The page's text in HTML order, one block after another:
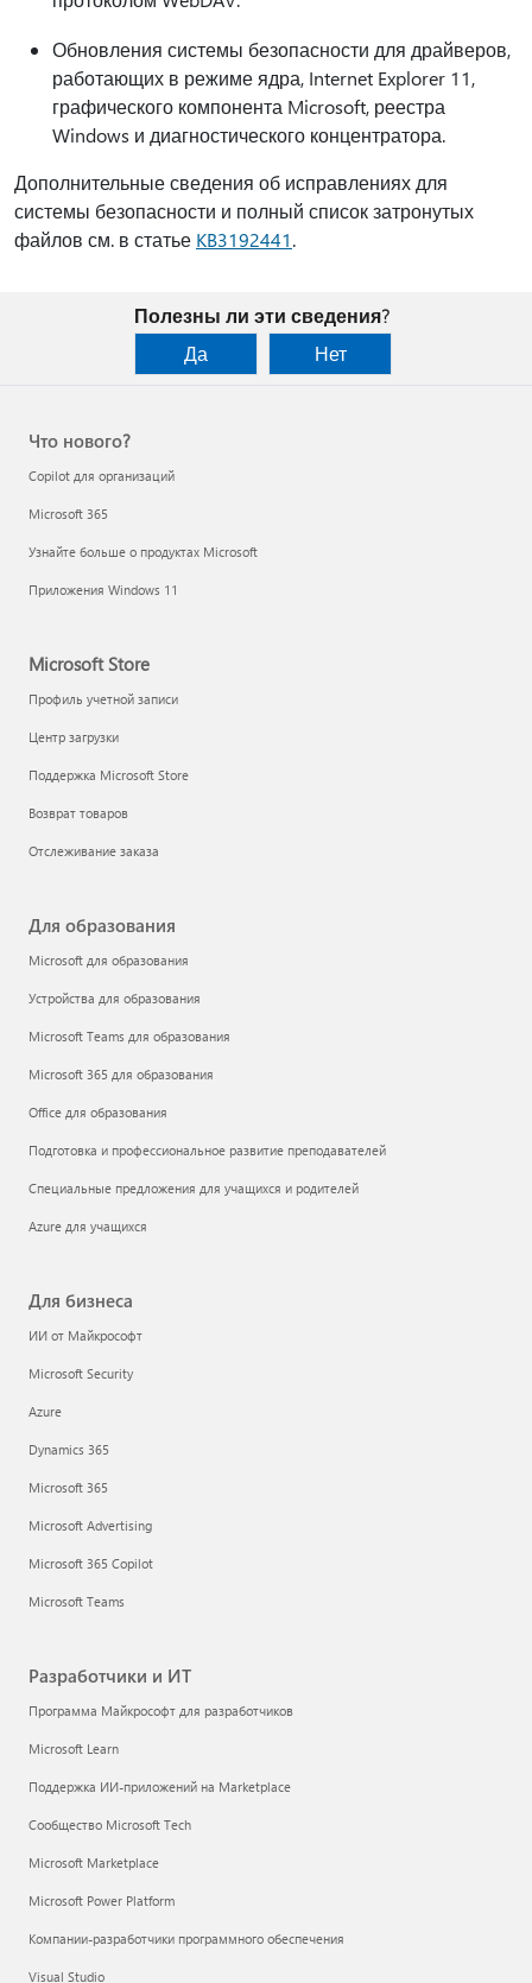
Обновления системы безопасности для драйверов,
работающих в режиме ядра, Internet Explorer 11,
графического компонента Microsoft, реестра
Windows и диагностического концентратора.
Дополнительные сведения об исправлениях для
системы безопасности и полный список затронутых
файлов см. в статье KB3192441.
Полезны ли эти сведения?
Да
Нет
Что нового?
Copilot для организаций
Microsoft 365
Узнайте больше о продуктах Microsoft
Приложения Windows 11
Microsoft Store
Профиль учетной записи
Центр загрузки
Поддержка Microsoft Store
Возврат товаров
Отслеживание заказа
Для образования
Microsoft для образования
Устройства для образования
Microsoft Teams для образования
Microsoft 365 для образования
Office для образования
Подготовка и профессиональное развитие преподавателей
Специальные предложения для учащихся и родителей
Azure для учащихся
Для бизнеса
ИИ от Майкрософт
Microsoft Security
Azure
Dynamics 365
Microsoft 365
Microsoft Advertising
Microsoft 365 Copilot
Microsoft Teams
Разработчики и ИТ
Программа Майкрософт для разработчиков
Microsoft Learn
Поддержка ИИ-приложений на Marketplace
Сообщество Microsoft Tech
Microsoft Marketplace
Microsoft Power Platform
Компании-разработчики программного обеспечения
Visual Studio